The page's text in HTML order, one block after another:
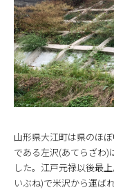
山形県大江町は県のほ
である左沢(あてらざわ)
した。江戸元禄以後最
いぶね)で米沢から運ば